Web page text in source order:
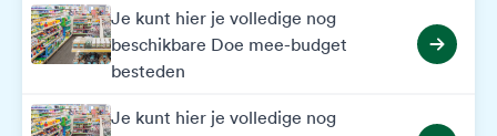
Je kunt hier je volledige nog
beschikbare Doe mee-budget
besteden
Je kunt hier je volledige nog